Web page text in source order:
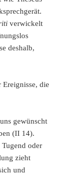
verwickelt
deshalb,
Ereignisse, die
gewünscht
(II 14).
oder
zieht
und